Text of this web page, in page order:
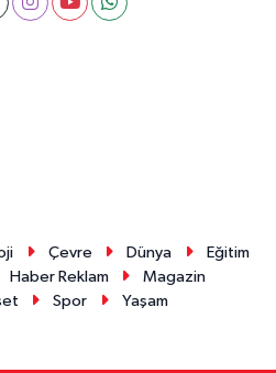
Çevre Dünya
Eğitim
Haber Reklam
Magazin
Spor Yaşam